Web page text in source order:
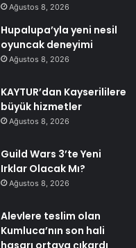
Ağustos 8, 2026
Hupalupa’yla yeni nesil
oyuncak deneyimi
Ağustos 8, 2026
KAYTUR’dan Kayserililere
büyük hizmetler
Ağustos 8, 2026
Guild Wars 3’te Yeni
Irklar Olacak Mı?
Ağustos 8, 2026
Alevlere teslim olan
Kumluca’nın son hali
hasarı ortaya çıkardı